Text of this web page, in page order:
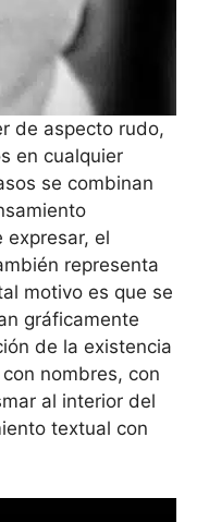
de aspecto rudo,
en cualquier
se combinan
expresar, el
representa
motivo es que se
gráficamente
de la existencia
nombres, con
al interior del
textual con